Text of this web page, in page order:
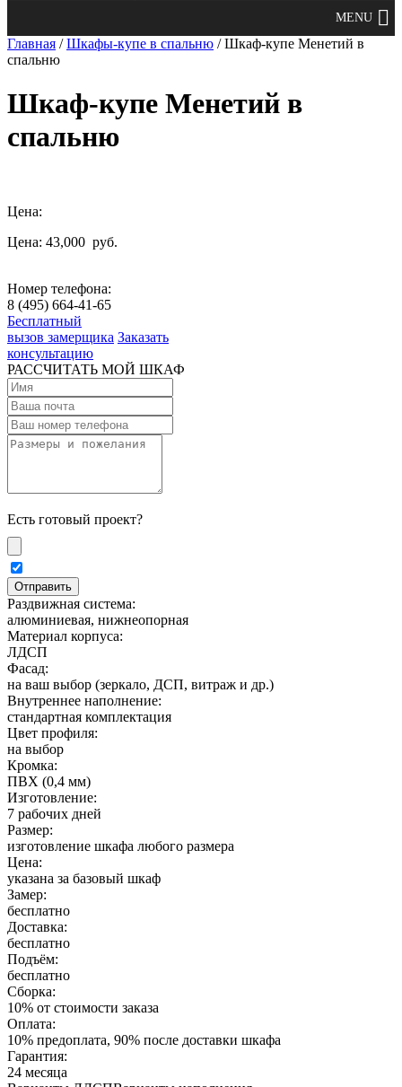
Главная /Шкафы-купе в спальню / Шкаф-купе Менетий в
спальню
Шкаф-купе Менетий в
спальню
Цена:
Цена: 43,000 руб.
Номер телефона:
8 (495) 664-41-65
Бесплатный
вызов замерщика Заказать
консультацию
РАССЧИТАТЬ МОЙ ШКАФ
Есть готовый проект?
Раздвижная система:
алюминиевая, нижнеопорная
Материал корпуса:
ЛДСП
Фасад:
на ваш выбор (зеркало, ДСП, витраж и др.)
Внутреннее наполнение:
стандартная комплектация
Цвет профиля:
на выбор
Кромка:
ПВХ (0,4 мм)
Изготовление:
7 рабочих дней
Размер:
изготовление шкафа любого размера
Цена:
указана за базовый шкаф
Замер:
бесплатно
Доставка:
бесплатно
Подъём:
бесплатно
Сборка:
10% от стоимости заказа
Оплата:
10% предоплата, 90% после доставки шкафа
Гарантия:
24 месяца